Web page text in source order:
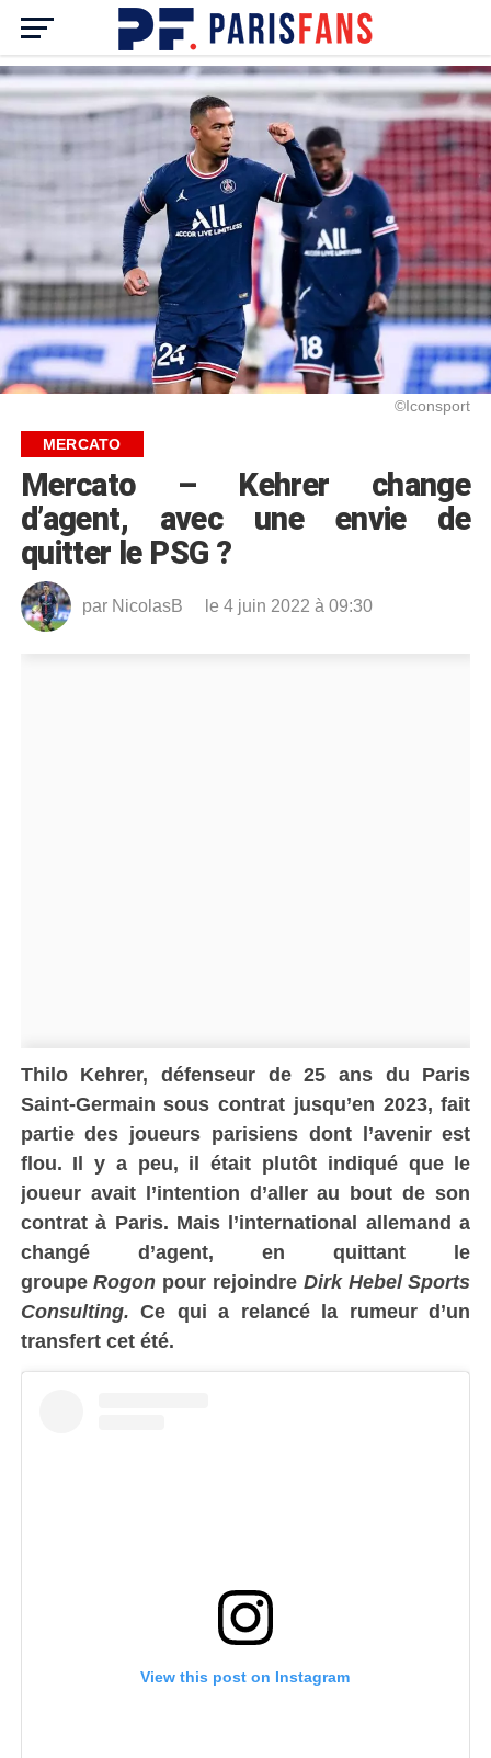
©Iconsport
MERCATO
Mercato – Kehrer change
d’agent, avec une envie de
quitter le PSG ?
par NicolasB le 4 juin 2022 à 09:30
Thilo Kehrer, défenseur de 25 ans du Paris
Saint-Germain sous contrat jusqu’en 2023, fait
partie des joueurs parisiens dont l’avenir est
flou. Il y a peu, il était plutôt indiqué que le
joueur avait l’intention d’aller au bout de son
contrat à Paris. Mais l’international allemand a
changé d’agent, en quittant le
groupeRogon pour rejoindre Dirk Hebel Sports
Consulting.Ce qui a relancé la rumeur d’un
transfert cet été.
View this post on Instagram